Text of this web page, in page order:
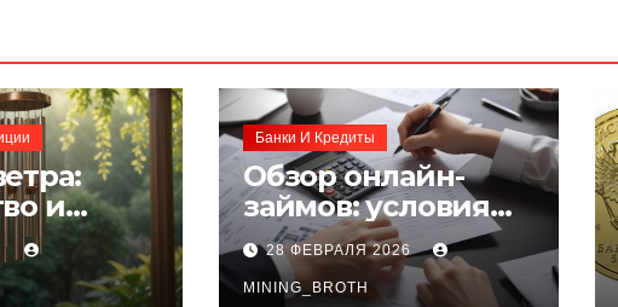
и
Банки И Кредиты
Обзор онлайн-
займов: условия
выдачи,
процентные
ставки и
28 ФЕВРАЛЯ 2026
MINING_BROTH